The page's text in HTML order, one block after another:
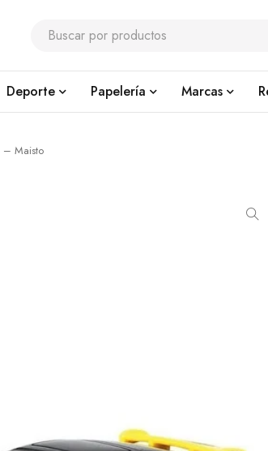
Deporte Papelería Marcas
– Maisto